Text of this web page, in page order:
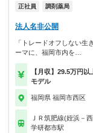
正社員 調剤薬局
法人名非公開
「トレードオフしない生
ーマに、福岡市内を…
【月収】29.5万円以
モデル
福岡県 福岡市西区
ＪＲ筑肥線(姪浜－
学研都市駅